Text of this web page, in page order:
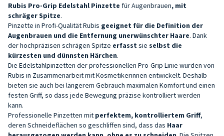
Rubis Pro-Grip Edelstahl Pinzette für Augenbrauen, mit
schräger Spitze.
Pinzette in Profi-QualitätRubis geeignet für die Definition der
Augenbrauen und die Entfernung unerwünschter Haare. Dank
der hochpräzisen schrägen Spitze erfasst sie selbst die
kürzesten und dünnsten Härchen.
Die Edelstahlpinzetten der professionellen Pro-Grip Linie wurden von
Rubis in Zusammenarbeit mit Kosmetikerinnen entwickelt. Deshalb
bieten sie auch bei längerem Gebrauch maximalen Komfort und einen
festen Griff, so dass jede Bewegung präzise kontrolliert werden
kann.
Professionelle Pinzetten mit perfektem, kontrolliertem Griff,
deren Schneideflächen so geschliffen sind, dass das Haar